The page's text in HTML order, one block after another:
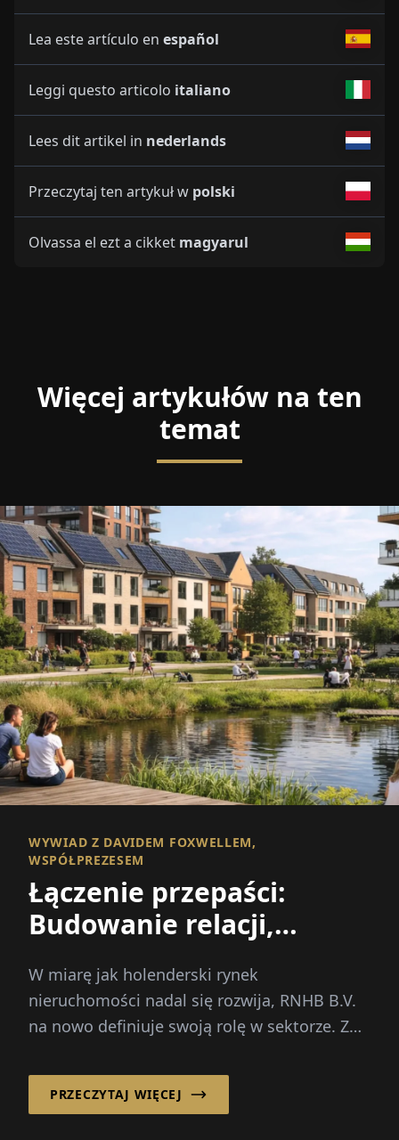
Lea este artículo en español
Leggi questo articolo italiano
Lees dit artikel in nederlands
Przeczytaj ten artykuł w polski
Olvassa el ezt a cikket magyarul
Więcej artykułów na ten
temat
WYWIAD Z DAVIDEM FOXWELLEM,
WSPÓŁPREZESEM
Łączenie przepaści:
Budowanie relacji,
W miarę jak holenderski rynek
nieruchomości nadal się rozwija, RNHB B.V.
na nowo definiuje swoją rolę w sektorze. Z
PRZECZYTAJ WIĘCEJ